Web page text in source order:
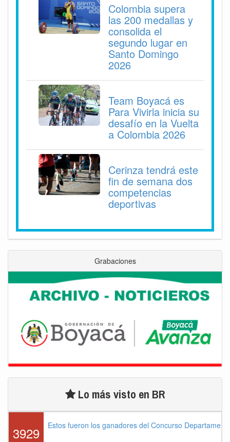
Colombia supera
las 200 medallas y
consolida el
segundo lugar en
Santo Domingo
2026
Team Boyacá es
Para Vivirla inicia su
desafío en la Vuelta
a Colombia 2026
Cerinza tendrá este
fin de semana dos
competencias
deportivas
Grabaciones
Lo más visto en BR
3929 Estos fueron los ganadores del Concurso